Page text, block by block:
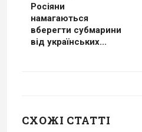
Росіяни
намагаються
вберегти субмарини
від українських...
СХОЖІ СТАТТІ